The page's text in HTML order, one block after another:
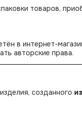
товаров,
в интернет-
авторские права.
созданного